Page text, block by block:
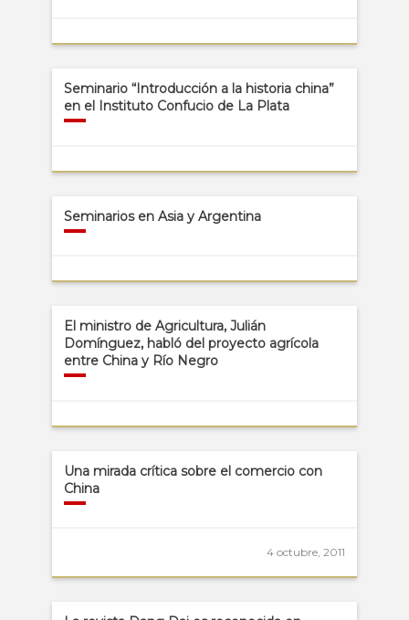
Seminario “Introducción a la historia china”
en el Instituto Confucio de La Plata
Seminarios en Asia y Argentina
El ministro de Agricultura, Julián
Domínguez, habló del proyecto agrícola
entre China y Río Negro
Una mirada crítica sobre el comercio con
China
4 octubre, 2011